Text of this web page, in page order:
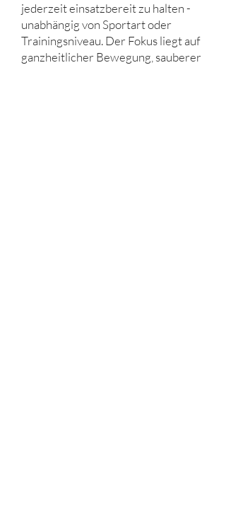
jederzeit einsatzbereit zu halten -
unabhängig von Sportart oder
Trainingsniveau. Der Fokus liegt auf
ganzheitlicher Bewegung, sauberer